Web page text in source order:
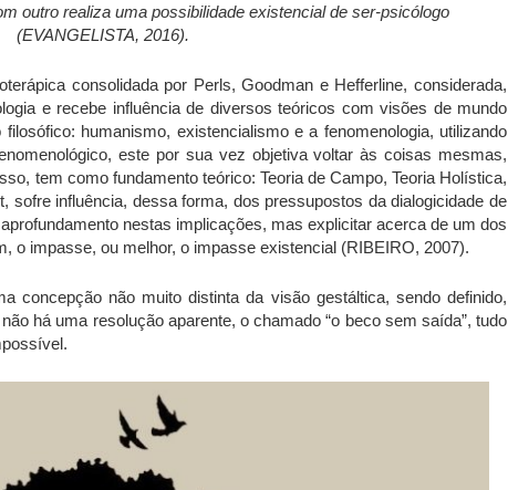
outro realiza uma possibilidade existencial de ser-psicólogo
(EVANGELISTA, 2016).
consolidada por Perls, Goodman e Hefferline, considerada,
e recebe influência de diversos teóricos com visões de mundo
humanismo, existencialismo e a fenomenologia, utilizando
este por sua vez objetiva voltar às coisas mesmas,
tem como fundamento teórico: Teoria de Campo, Teoria Holística,
sofre influência, dessa forma, dos pressupostos da dialogicidade de
nestas implicações, mas explicitar acerca de um dos
o impasse, ou melhor, o impasse existencial (RIBEIRO, 2007).
concepção não muito distinta da visão gestáltica, sendo definido,
há uma resolução aparente, o chamado “o beco sem saída”, tudo